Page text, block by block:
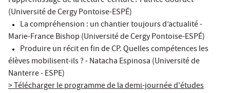
(Université de Cergy Pontoise-ESPÉ)
La compréhension : un chantier toujours d’actualité -
Marie-France Bishop (Université de Cergy Pontoise-ESPÉ)
Produire un récit en fin de CP. Quelles compétences les
élèves mobilisent-ils ? - Natacha Espinosa (Université de
Nanterre - ESPE)
> Télécharger le programme de la demi-journée d'études